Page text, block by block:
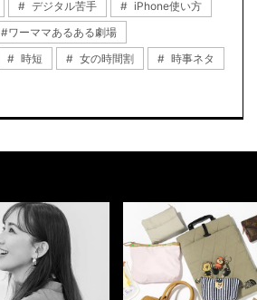
デジタル苦手
iPhone使い方
#ワーママあるある劇場
時短 女の時間割
時事ネタ